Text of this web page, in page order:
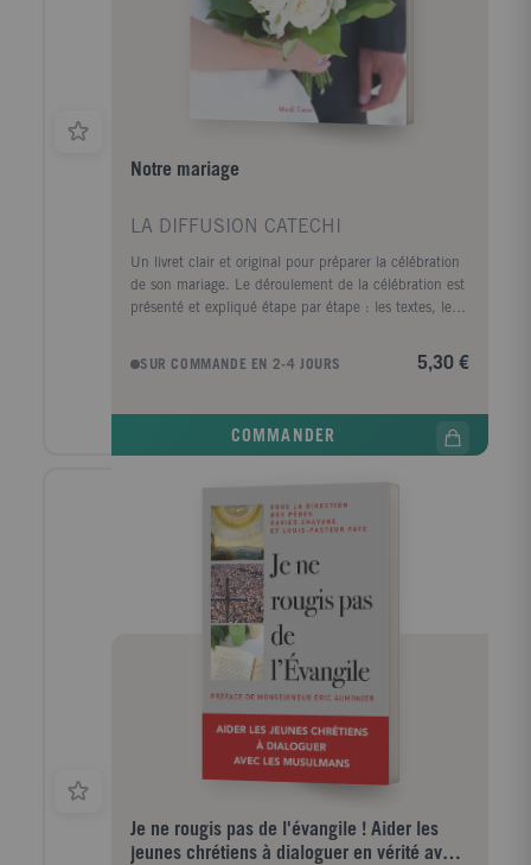
claires et fidèles à l’enseignement de l’Église, afin
d’éclairer la profondeur spirituelle de ceschemins qui
conduisent à la rencontre du Christ et à l’entrée dans
Notre mariage
LA DIFFUSION CATECHI
Un livret clair et original pour préparer la célébration
de son mariage. Le déroulement de la célébration est
présenté et expliqué étape par étape : les textes, les
SUR COMMANDE EN 2-4 JOURS
5,30 €
COMMANDER
Je ne rougis pas de l'évangile ! Aider les
jeunes chrétiens à dialoguer en vérité avec